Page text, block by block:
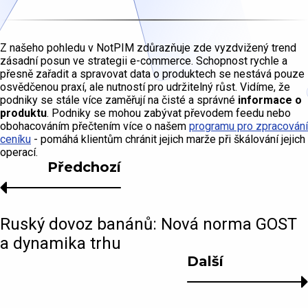
Z našeho pohledu v NotPIM zdůrazňuje zde vyzdvižený trend
zásadní posun ve strategii e-commerce. Schopnost rychle a
přesně zařadit a spravovat data o produktech se nestává pouze
osvědčenou praxí, ale nutností pro udržitelný růst. Vidíme, že
podniky se stále více zaměřují na čisté a správné informace o
produktu. Podniky se mohou zabývat převodem feedu nebo
obohacováním přečtením více o našem programu pro zpracování
ceníku - pomáhá klientům chránit jejich marže při škálování jejich
operací.
Další
Předchozí
Ruský dovoz banánů: Nová norma GOST
a dynamika trhu